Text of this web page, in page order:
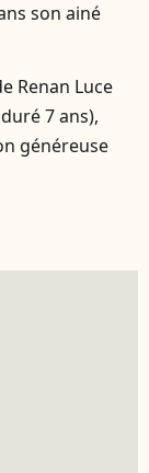
son ainé
Renan Luce
7 ans),
généreuse